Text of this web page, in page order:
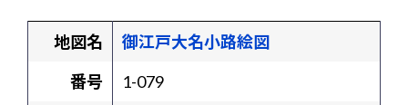
地図名
御江戸大名小路絵図
番号
1-079